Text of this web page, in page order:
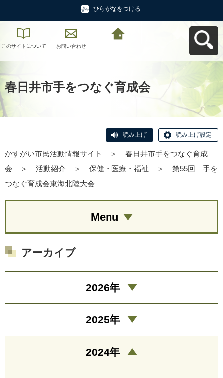
ひらがなをつける
このサイトについて お問い合わせ
春日井市手をつなぐ育成会
読み上げ 読み上げ設定
かすがい市民活動情報サイト ＞
春日井市手をつなぐ育成
会
＞ 活動紹介 ＞ 保健・医療・福祉 ＞
第55回 手を
つなぐ育成会東海北陸大会
Menu
アーカイブ
2026年
2025年
2024年